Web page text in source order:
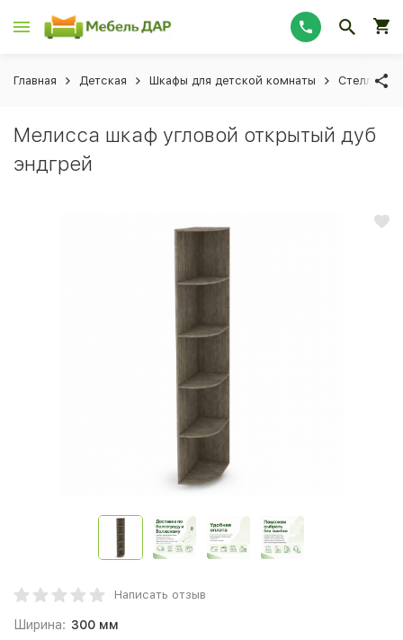
Главная Детская Шкафы для детской комнаты Стеллажи
Мелисса шкаф угловой открытый дуб
эндгрей
Написать отзыв
Ширина: 300 мм